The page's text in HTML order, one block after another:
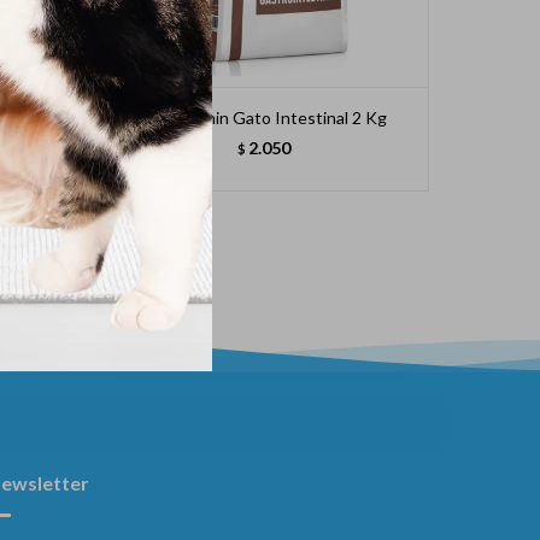
Royal Canin Gato Intestinal 2 Kg
$ 2.050